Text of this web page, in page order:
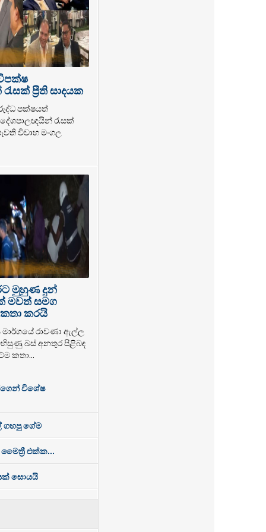
ප්‍රීති සාදයක
පක්ෂයත්
රැසක්
විවාහ මංගල
මුහුණ දුන්
මවත් සමග
කරයි
රාවණා ඇල්ල
බස් අනතුර පිළිබඳ
කතා...
විශේෂ
ගේම
මෛත්‍රී එක්ක...
සොයයි